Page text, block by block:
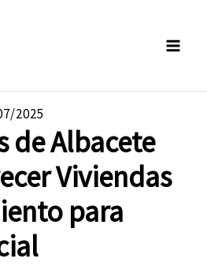
2025
de Albacete
Viviendas
para